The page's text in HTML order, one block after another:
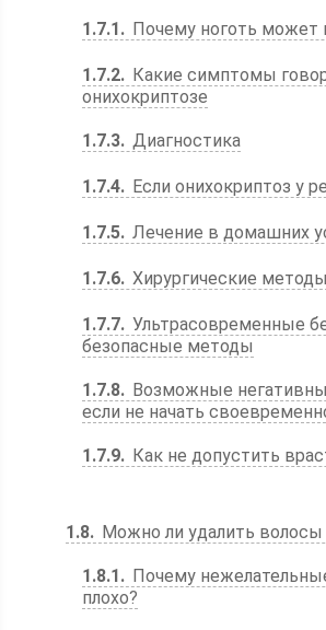
1.7.1 Почему ноготь может
1.7.2
Какие симптомы
онихокриптозе
1.7.3 Диагностика
1.7.4 Если онихокриптоз у
1.7.5 Лечение в домашних
1.7.6 Хирургические методы
1.7.7 Ультрасовременные
безопасные методы
1.7.8
Возможные
если не начать
1.7.9 Как не допустить
1.8 Можно ли удалить волосы
1.8.1
Почему
плохо?